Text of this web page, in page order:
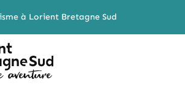
à Lorient Bretagne Sud